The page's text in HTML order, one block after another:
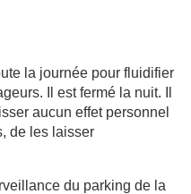
la journée pour fluidifier
Il est fermé la nuit. Il
aucun effet personnel
de les laisser
du parking de la